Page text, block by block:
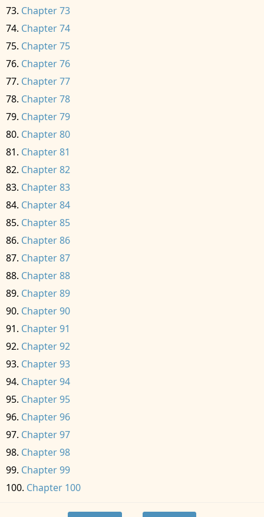
Chapter 73
Chapter 74
Chapter 75
Chapter 76
Chapter 77
Chapter 78
Chapter 79
Chapter 80
Chapter 81
Chapter 82
Chapter 83
Chapter 84
Chapter 85
Chapter 86
Chapter 87
Chapter 88
Chapter 89
Chapter 90
Chapter 91
Chapter 92
Chapter 93
Chapter 94
Chapter 95
Chapter 96
Chapter 97
Chapter 98
Chapter 99
Chapter 100